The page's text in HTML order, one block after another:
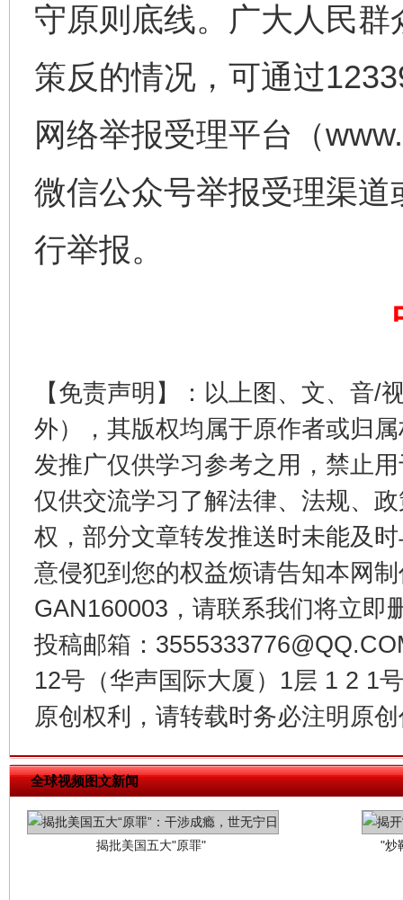
守原则底线。广大人民
策反的情况，可通过
网络举报受理平台（
微信公众号举报受理渠
行举报。
【免责声明】：以上图、文、音/
外），其版权均属于原作者或归
发推广仅供学习参考之用，禁止
仅供交流学习了解法律、法规、
权，部分文章转发推送时未能及
意侵犯到您的权益烦请告知本网
GAN160003，请联系我们将立即
投稿邮箱：
12号（华声国际大厦）1层 1 2 1
原创权利，请转载时务必注明原
全球视频图文新闻
在谋一域中谋全局
今
习近平的博鳌关键词
“刷贴”乱象丛生
生